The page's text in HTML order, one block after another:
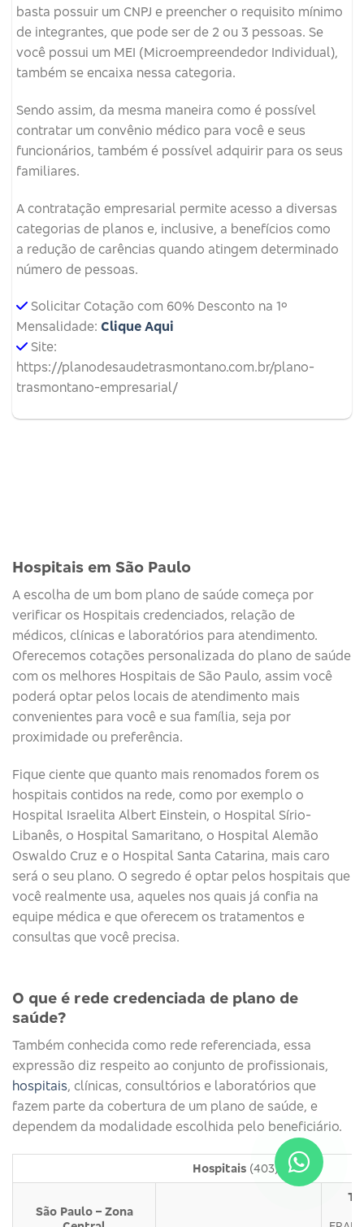
basta possuir um CNPJ e preencher o requisito mínimo
de integrantes, que pode ser de 2 ou 3 pessoas. Se
você possui um MEI (Microempreendedor Individual),
também se encaixa nessa categoria.
Sendo assim, da mesma maneira como é possível
contratar um convênio médico para você e seus
funcionários, também é possível adquirir para os seus
familiares.
A contratação empresarial permite acesso a diversas
categorias de planos e, inclusive, a benefícios como
a redução de carências quando atingem determinado
número de pessoas.
Solicitar Cotação com 60% Desconto na 1º
Mensalidade: Clique Aqui
Site:
https://planodesaudetrasmontano.com.br/plano-
trasmontano-empresarial/
Hospitais em São Paulo
A escolha de um bom plano de saúde começa por
verificar os Hospitais credenciados, relação de
médicos, clínicas e laboratórios para atendimento.
Oferecemos cotações personalizada do plano de saúde
com os melhores Hospitais de São Paulo, assim você
poderá optar pelos locais de atendimento mais
convenientes para você e sua família, seja por
proximidade ou preferência.
Fique ciente que quanto mais renomados forem os
hospitais contidos na rede, como por exemplo o
Hospital Israelita Albert Einstein, o Hospital Sírio-
Libanês, o Hospital Samaritano, o Hospital Alemão
Oswaldo Cruz e o Hospital Santa Catarina, mais caro
será o seu plano. O segredo é optar pelos hospitais que
você realmente usa, aqueles nos quais já confia na
equipe médica e que oferecem os tratamentos e
consultas que você precisa.
O que é rede credenciada de plano de
saúde?
Também conhecida como rede referenciada, essa
expressão diz respeito ao conjunto de profissionais,
hospitais, clínicas, consultórios e laboratórios que
fazem parte da cobertura de um plano de saúde, e
dependem da modalidade escolhida pelo beneficiário.
Hospitais(403)
São Paulo – Zona